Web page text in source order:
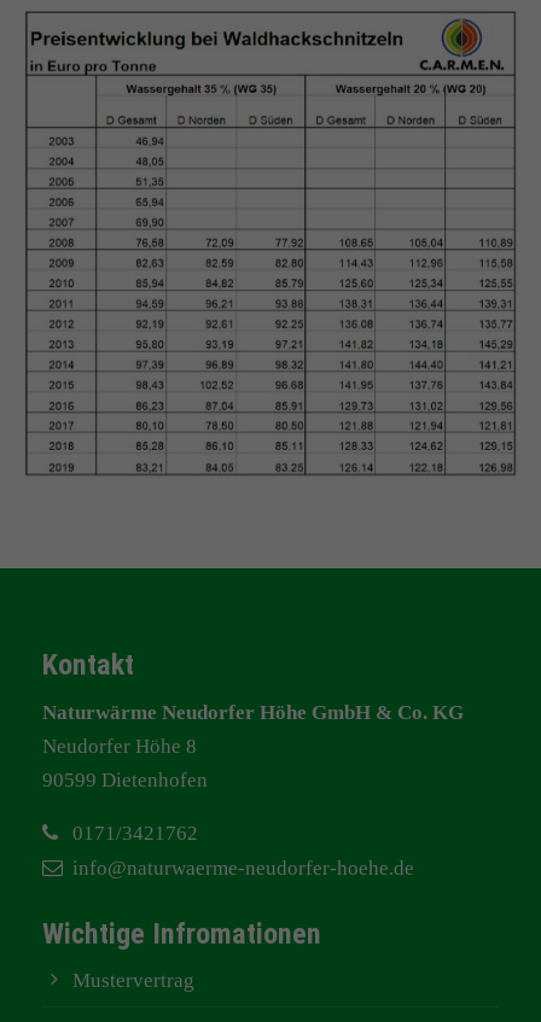
Kontakt
Naturwärme Neudorfer Höhe GmbH & Co. KG
Neudorfer Höhe 8
90599 Dietenhofen
0171/3421762
info@naturwaerme-neudorfer-hoehe.de
Wichtige Infromationen
Mustervertrag